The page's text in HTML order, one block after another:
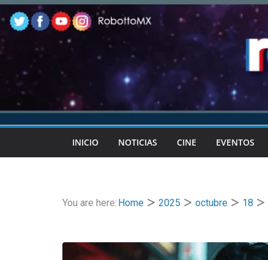
Skip
to
content
INICIO NOTICIAS CINE EVENTOS
You are here: Home 2025 octubre 18